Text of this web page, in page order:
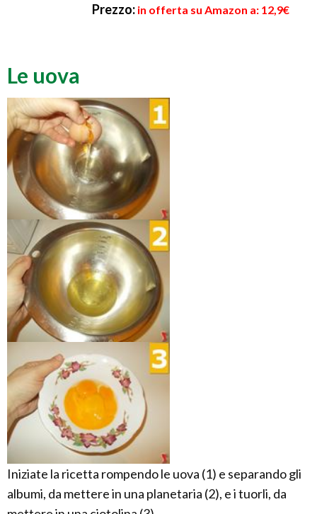
Prezzo: in offerta su Amazon a: 12,9€
Le uova
Iniziate la ricetta rompendo le uova (1) e separando gli
albumi, da mettere in una planetaria (2), e i tuorli, da